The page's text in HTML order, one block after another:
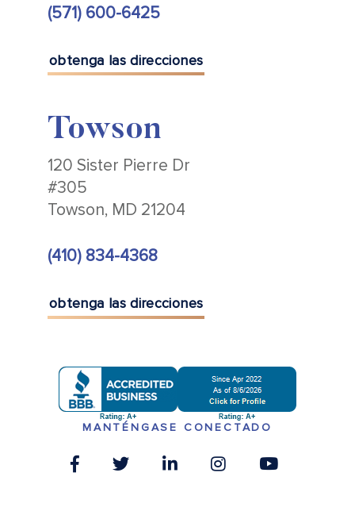
(571) 600-6425
obtenga las direcciones
Towson
120 Sister Pierre Dr
#305
Towson, MD 21204
(410) 834-4368
obtenga las direcciones
MANTÉNGASE CONECTADO